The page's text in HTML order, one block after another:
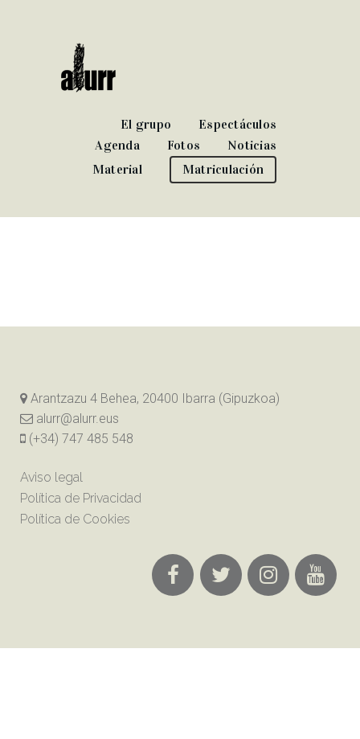
El grupo
Espectáculos
Agenda
Fotos
Noticias
Material
Matriculación
Arantzazu 4 Behea, 20400 Ibarra (Gipuzkoa)
alurr@alurr.eus
(+34) 747 485 548
Aviso legal
Política de Privacidad
Política de Cookies